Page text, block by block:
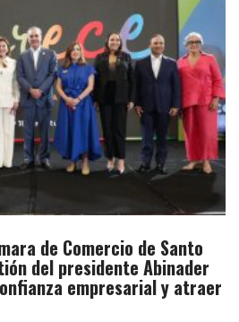
de Comercio de Santo
del presidente Abinader
empresarial y atraer